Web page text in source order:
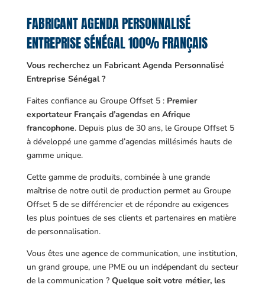
FABRICANT AGENDA PERSONNALISÉ
ENTREPRISE SÉNÉGAL 100% FRANÇAIS
Vous recherchez un Fabricant Agenda Personnalisé
Entreprise Sénégal ?
Faites confiance au Groupe Offset 5 : Premier
exportateur Français d’agendas en Afrique
francophone. Depuis plus de 30 ans, le Groupe Offset 5
à développé une gamme d’agendas millésimés hauts de
gamme unique.
Cette gamme de produits, combinée à une grande
maîtrise de notre outil de production permet au Groupe
Offset 5 de se différencier et de répondre au exigences
les plus pointues de ses clients et partenaires en matière
de personnalisation.
Vous êtes une agence de communication, une institution,
un grand groupe, une PME ou un indépendant du secteur
de la communication ? Quelque soit votre métier, les